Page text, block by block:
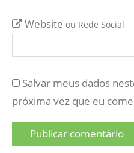
Website ou Rede Social
Salvar meus dados
próxima vez que eu